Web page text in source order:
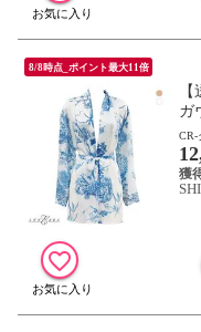
8/8時点_ポイント最大11倍
ガ
CR-